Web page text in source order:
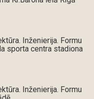
Inženierija. Formu
sporta centra stadiona
Inženierija. Formu